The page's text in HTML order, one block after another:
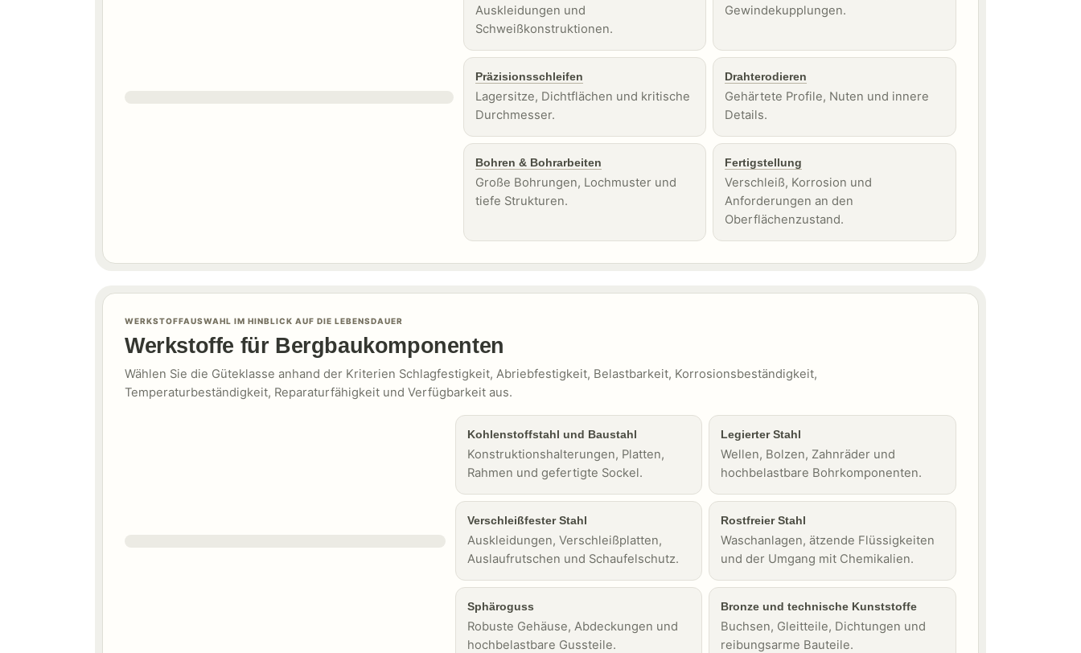
Auskleidungen und
Schweißkonstruktionen.
Gewindekupplungen.
Präzisionsschleifen
Lagersitze, Dichtflächen und kritische
Durchmesser.
Drahterodieren
Gehärtete Profile, Nuten und innere
Details.
Bohren & Bohrarbeiten
Große Bohrungen, Lochmuster und
tiefe Strukturen.
Fertigstellung
Verschleiß, Korrosion und
Anforderungen an den
Oberflächenzustand.
WERKSTOFFAUSWAHL IM HINBLICK AUF DIE LEBENSDAUER
Werkstoffe für Bergbaukomponenten
Wählen Sie die Güteklasse anhand der Kriterien Schlagfestigkeit, Abriebfestigkeit, Belastbarkeit, Korrosionsbeständigkeit,
Temperaturbeständigkeit, Reparaturfähigkeit und Verfügbarkeit aus.
Kohlenstoffstahl und Baustahl
Konstruktionshalterungen, Platten,
Rahmen und gefertigte Sockel.
Legierter Stahl
Wellen, Bolzen, Zahnräder und
hochbelastbare Bohrkomponenten.
Verschleißfester Stahl
Auskleidungen, Verschleißplatten,
Auslaufrutschen und Schaufelschutz.
Rostfreier Stahl
Waschanlagen, ätzende Flüssigkeiten
und der Umgang mit Chemikalien.
Sphäroguss
Robuste Gehäuse, Abdeckungen und
hochbelastbare Gussteile.
Bronze und technische Kunststoffe
Buchsen, Gleitteile, Dichtungen und
reibungsarme Bauteile.